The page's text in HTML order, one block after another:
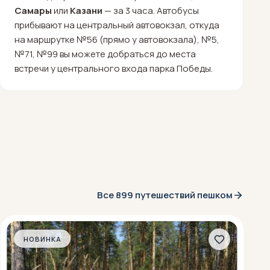
Самарыили Казани — за 3 часа. Автобусы
прибывают на центральный автовокзал, откуда
на маршрутке №56 (прямо у автовокзала), №5,
№71, №99 вы можете добраться до места
встречи у центрального входа парка Победы.
Все 899 путешествий пешком
НОВИНКА